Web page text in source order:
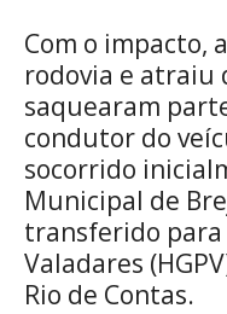
Com o impacto,
rodovia e atraiu
saquearam
condutor do
socorrido
Municipal de
transferido para
Valadares
Rio de Contas.